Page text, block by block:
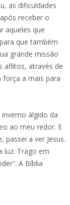
as dificuldades
receber o
aqueles que
que também
grande missão
aflitos, através de
força a mais para
álgido da
ao meu redor. E
passei a ver Jesus.
luz. Trago em
A Bíblia